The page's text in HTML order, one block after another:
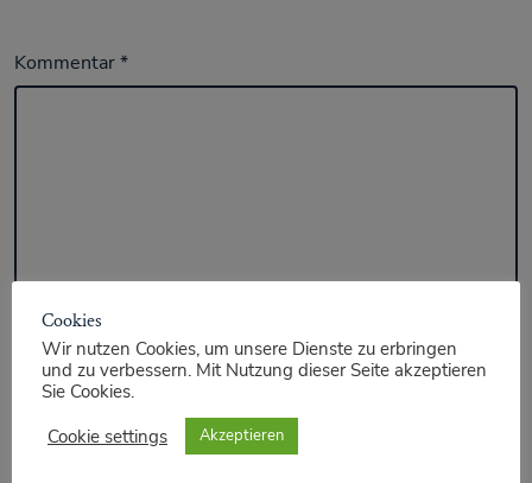
Kommentar*
Cookies
Wir nutzen Cookies, um unsere Dienste zu erbringen
und zu verbessern. Mit Nutzung dieser Seite akzeptieren
Sie Cookies.
Cookie settings
Akzeptieren